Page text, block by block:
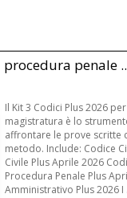
penale
Il Kit 3 Codici Plus 2026
magistratura è lo
affrontare le prove scritte
metodo. Include: Codice
Civile Plus Aprile 2026
Procedura Penale Plus
Amministrativo Plus 2026 I